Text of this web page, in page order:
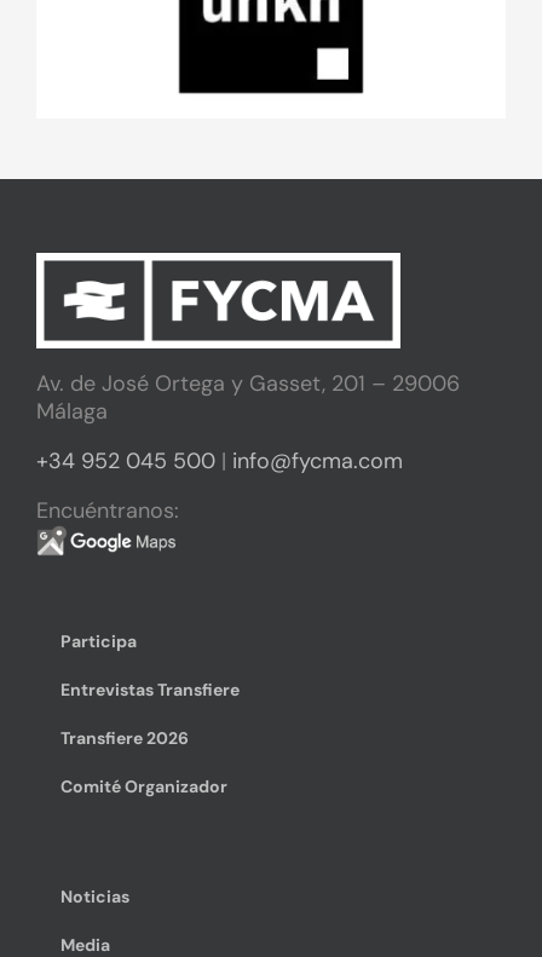
Av. de José Ortega y Gasset, 201 – 29006
Málaga
+34 952 045 500 | info@fycma.com
Encuéntranos:
Participa
Entrevistas Transfiere
Transfiere 2026
Comité Organizador
Noticias
Media